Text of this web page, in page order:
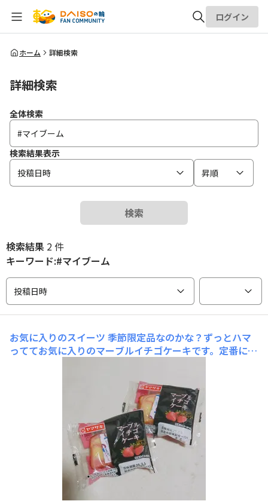
全体検索
ログイン
ホーム 詳細検索
詳細検索
全体検索
検索結果表示
投稿日時
昇順
検索
検索結果 2 件
キーワード:#マイブーム
投稿日時
お気に入りのスイーツ 季節限定品なのかな？ずっとハマ
っててお気に入りのマーブルイチゴケーキです。定番にな